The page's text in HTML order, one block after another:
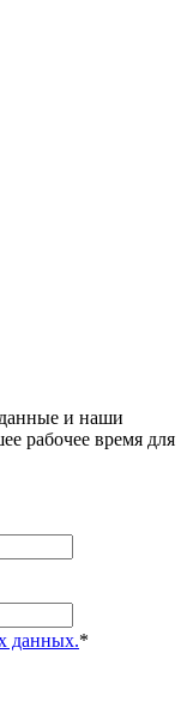
и наши
рабочее время для
данных.*